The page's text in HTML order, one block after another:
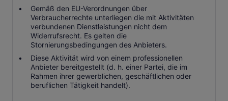
Gemäß den EU-Verordnungen über
Verbraucherrechte unterliegen die mit Aktivitäten
verbundenen Dienstleistungen nicht dem
Widerrufsrecht. Es gelten die
Stornierungsbedingungen des Anbieters.
Diese Aktivität wird von einem professionellen
Anbieter bereitgestellt (d. h. einer Partei, die im
Rahmen ihrer gewerblichen, geschäftlichen oder
beruflichen Tätigkeit handelt).